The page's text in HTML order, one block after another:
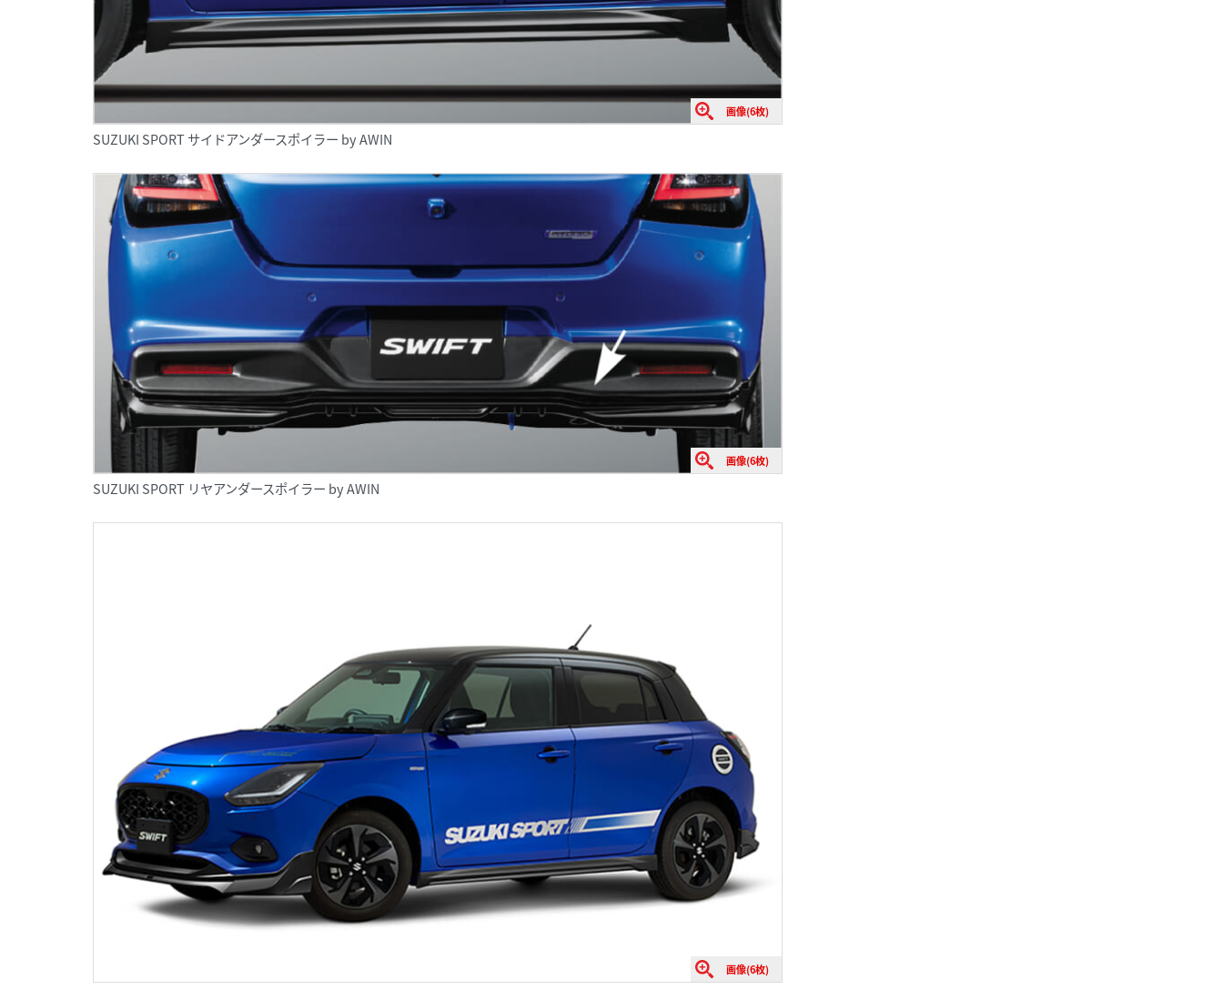
画像(6枚)
SUZUKI SPORT サイドアンダースポイラー by AWIN
画像(6枚)
SUZUKI SPORT リヤアンダースポイラー by AWIN
画像(6枚)